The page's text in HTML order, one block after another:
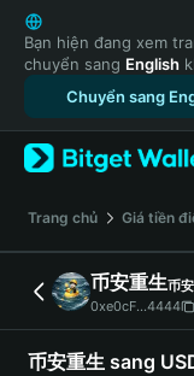
English
日本語
Tiếng Việt
Русский
Español
Türkçe
Français
Deutsch
简体中文
繁體中文
Português (Portugal)
Bahasa Indonesia
Bạn hiện đang xem
chuyển sang English
Chuyển sang
‌Trang chủ Giá tiền
币安重生币
0xe0cF...4444
币安重生 sang